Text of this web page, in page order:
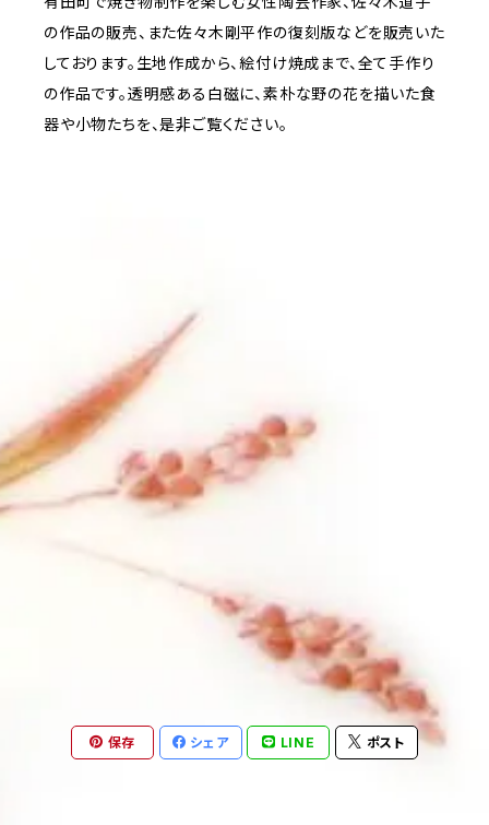
の作品の販売、また佐々木剛平作の復刻版などを販売いた
しております。生地作成から、絵付け焼成まで、全て手作り
の作品です。透明感ある白磁に、素朴な野の花を描いた食
器や小物たちを、是非ご覧ください。
保存 シェア LINE ポスト